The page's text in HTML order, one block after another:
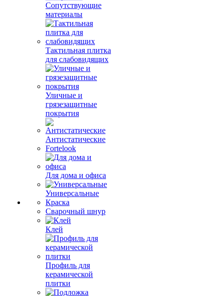
Сопутствующие
материалы
Тактильная плитка
для слабовидящих
Уличные и
грязезащитные
покрытия
Антистатические
Fortelook
Для дома и офиса
Универсальные
Краска
Сварочный шнур
Клей
Профиль для
керамической
плитки